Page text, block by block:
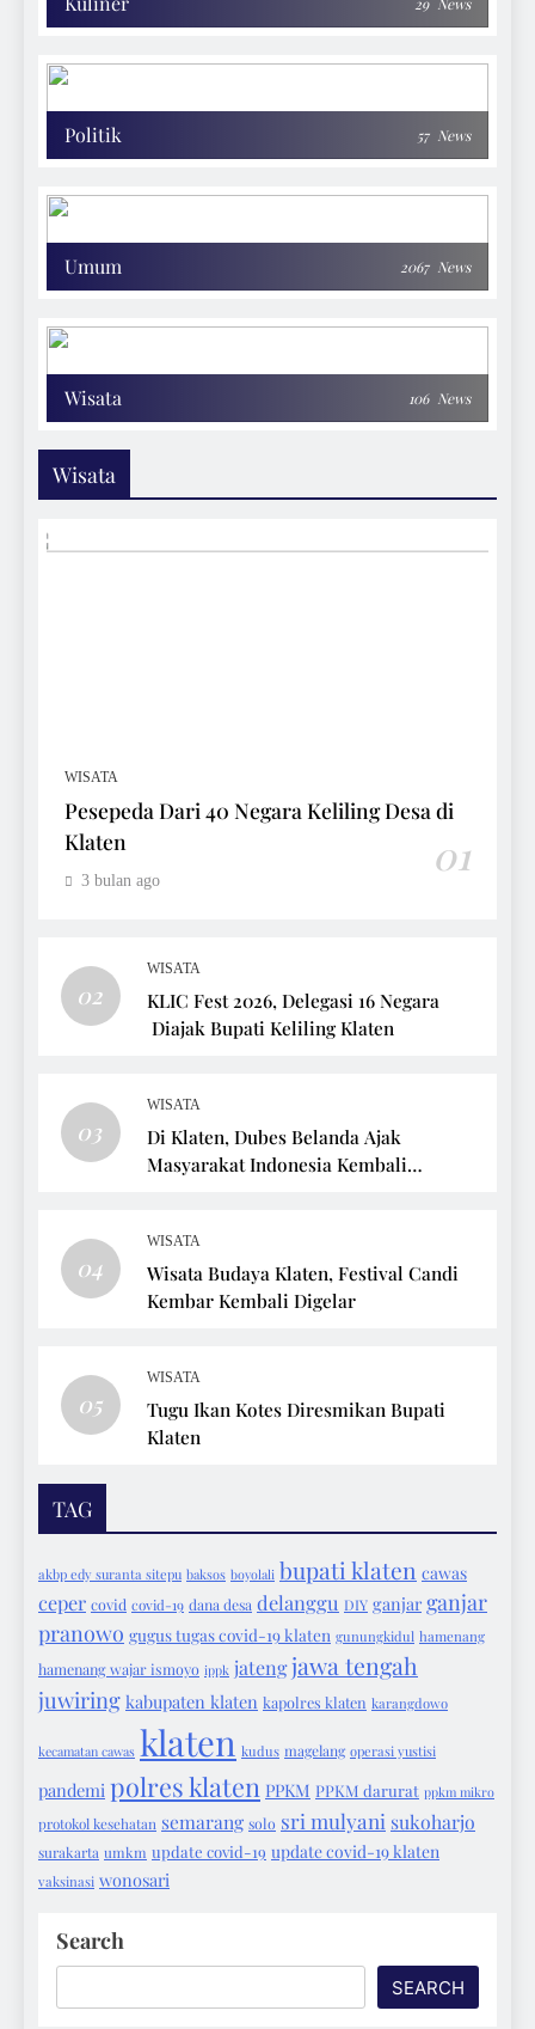
Politik 57 News
Umum 2067 News
Wisata 106 News
Wisata
WISATA
Pesepeda Dari 40 Negara Keliling Desa di
Klaten
01
3 bulan ago
02
WISATA
KLIC Fest 2026, Delegasi 16 Negara
Diajak Bupati Keliling Klaten
03
WISATA
Di Klaten, Dubes Belanda Ajak
Masyarakat Indonesia Kembali
04
WISATA
Wisata Budaya Klaten, Festival Candi
Kembar Kembali Digelar
05
WISATA
Tugu Ikan Kotes Diresmikan Bupati
Klaten
TAG
akbp edy suranta sitepu baksos boyolali bupati klaten cawas
ceper covid covid-19 dana desa delanggu DIY ganjar ganjar
pranowo gugus tugas covid-19 klaten gunungkidul hamenang
hamenang wajar ismoyo ippk jatengjawa tengah
juwiring kabupaten klaten kapolres klaten karangdowo
kecamatan cawas klaten kudus magelang operasi yustisi
pandemi polres klaten PPKM PPKM darurat ppkm mikro
protokol kesehatan semarang solo sri mulyani sukoharjo
surakarta umkm update covid-19 update covid-19 klaten
vaksinasi wonosari
Search
SEARCH